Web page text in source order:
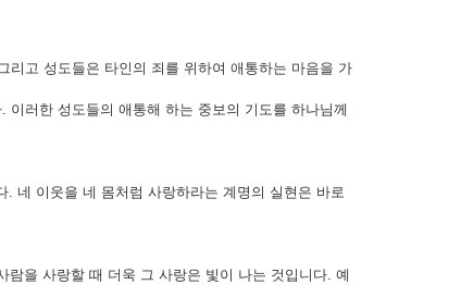
리고 성도들은 타인의 죄를 위하여 애통하는 마음을 가
러한 성도들의 애통해 하는 중보의 기도를 하나님께
네 이웃을 네 몸처럼 사랑하라는 계명의 실현은 바로
을 사랑할 때 더욱 그 사랑은 빛이 나는 것입니다. 예